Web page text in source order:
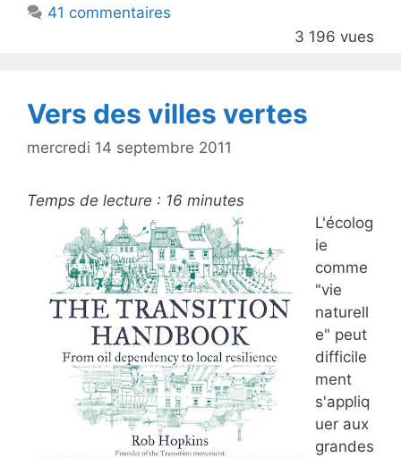
o
41 commentaires
3 196 vues
Vers des villes vertes
mercredi 14 septembre 2011
Temps de lecture : 16 minutes
L'écolog
ie
comme
"vie
naturell
e" peut
difficile
ment
s'appliq
uer aux
grandes